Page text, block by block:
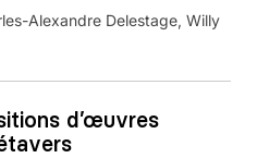
Alexandre Delestage, Willy
d’œuvres